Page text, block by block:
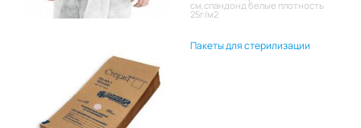
см,спандонд белые плотность
25г/м2
Пакеты для стерилизации